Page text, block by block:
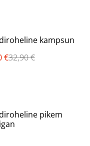
kampsun
€32,90 €
pikem